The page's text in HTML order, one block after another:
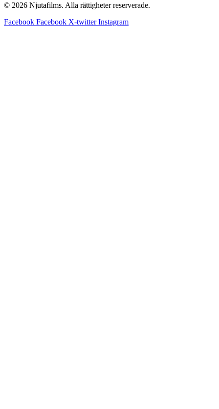
© 2026 Njutafilms. Alla rättigheter reserverade.
Facebook Facebook X-twitter Instagram